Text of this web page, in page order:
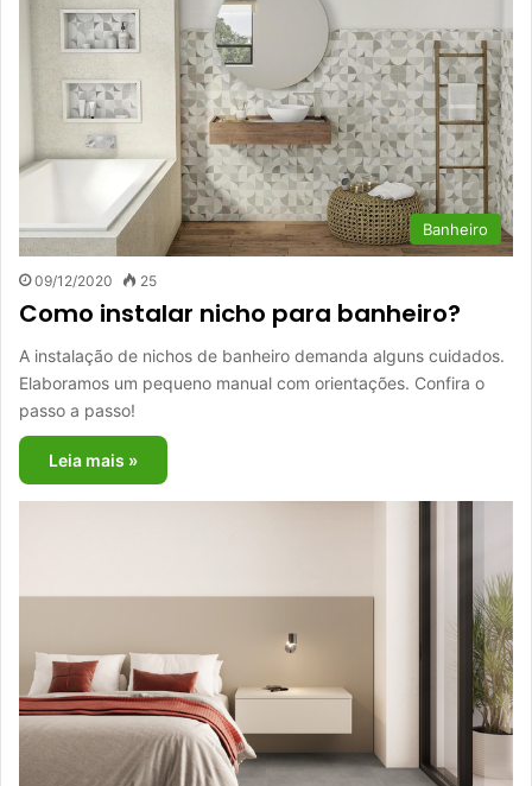
Banheiro
09/12/2020 25
Como instalar nicho para banheiro?
A instalação de nichos de banheiro demanda alguns cuidados.
Elaboramos um pequeno manual com orientações. Confira o
passo a passo!
Leia mais »